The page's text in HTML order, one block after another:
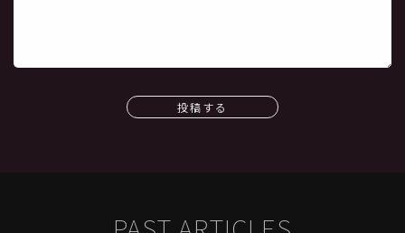
投稿する